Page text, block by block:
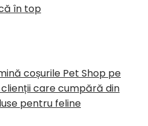
în top
coșurile Pet Shop pe
clienții care cumpără din
pentru feline